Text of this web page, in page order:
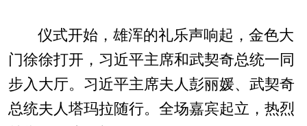
仪式开始，雄浑的礼乐声响起，金色大
门徐徐打开，习近平主席和武契奇总统一同
步入大厅。习近平主席夫人彭丽媛、武契奇
总统夫人塔玛拉随行。全场嘉宾起立，热烈